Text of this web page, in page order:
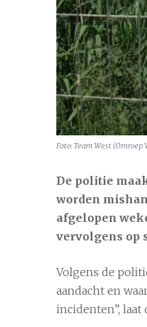
Alphen
Foto: Team West (Omroep
De politie
worden
afgelopen
vervolgens op
Volgens de
aandacht en
incidenten”,